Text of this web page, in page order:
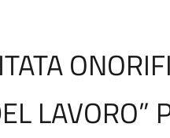
LAVORO”